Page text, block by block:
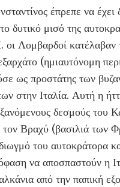
έπρεπε να έχει
δυτικό μισό της
οι Λομβαρδοί κατέλαβαν
(ημιαυτόνομη
ως προστάτης των
στην Ιταλία. Αυτή η
δεσμούς του
τον Βραχύ (βασιλιά των
του αυτοκράτορα
να αποσπαστούν η
από την παπική